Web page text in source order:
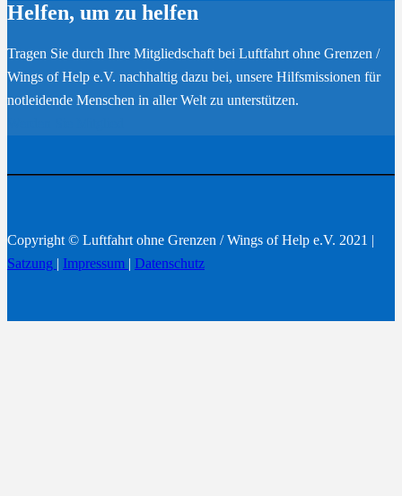
Helfen, um zu helfen
Tragen Sie durch Ihre Mitgliedschaft bei Luftfahrt ohne Grenzen /
Wings of Help e.V. nachhaltig dazu bei, unsere Hilfsmissionen für
notleidende Menschen in aller Welt zu unterstützen.
Copyright © Luftfahrt ohne Grenzen / Wings of Help e.V. 2021 |
Satzung | Impressum | Datenschutz